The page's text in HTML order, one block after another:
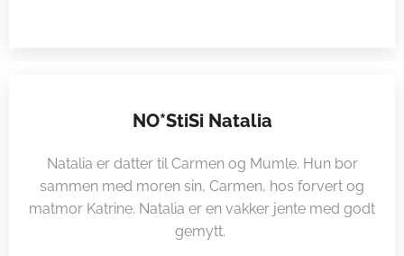
NO*StiSi Natalia
Natalia er datter til Carmen og Mumle. Hun bor
sammen med moren sin, Carmen, hos forvert og
matmor Katrine. Natalia er en vakker jente med godt
gemytt.